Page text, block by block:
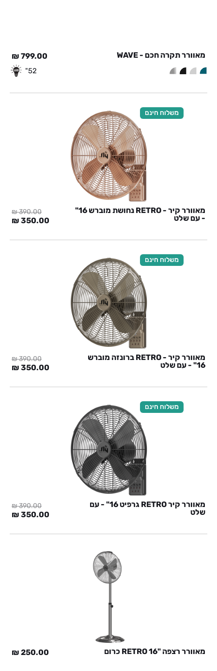
מאוורר תקרה חכם - WAVE 799.00
₪
52"
משלוח חינם
מאוורר קיר - RETRO נחושת מוברש 16"
- עם שלט
390.00
₪
המחיר
היה:
350.00
₪
משלוח חינם
מאוורר קיר - RETRO ברונזה מוברש
16" - עם שלט
390.00
₪
המחיר
היה:
350.00
₪
משלוח חינם
מאוורר קיר RETRO גרפיט 16" - עם
שלט
390.00
₪
המחיר
היה:
350.00
₪
מאוורר רצפה "RETRO 16 כרום 250.00
₪